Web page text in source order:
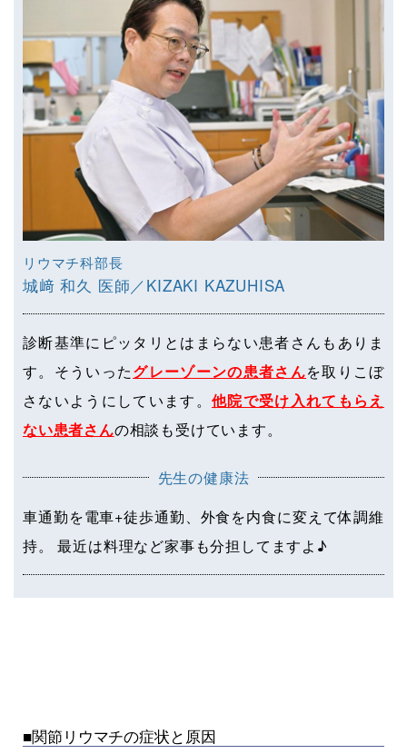
リウマチ科部長
城﨑 和久 医師／KIZAKI KAZUHISA
診断基準にピッタリとはまらない患者さんもありま
す。そういったグレーゾーンの患者さんを取りこぼ
さないようにしています。 他院で受け入れてもらえ
ない患者さんの相談も受けています。
先生の健康法
車通勤を電車+徒歩通勤、外食を内食に変えて体調維
持。 最近は料理など家事も分担してますよ♪
■関節リウマチの症状と原因